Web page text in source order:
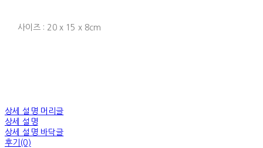
사이즈 : 20 x 15 x 8cm
상세 설명 머리글
상세 설명
상세 설명 바닥글
후기(0)